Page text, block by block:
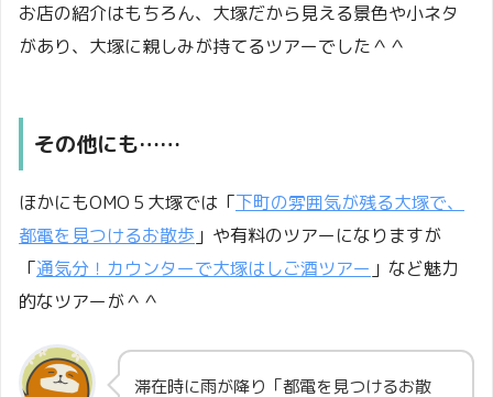
お店の紹介はもちろん、大塚だから見える景色や小ネタ
があり、大塚に親しみが持てるツアーでした＾＾
その他にも……
ほかにもOMO５大塚では「下町の雰囲気が残る大塚で、
都電を見つけるお散歩 」や有料のツアーになりますが
「通気分！カウンターで大塚はしご酒ツアー 」など魅力
的なツアーが＾＾
滞在時に雨が降り「都電を見つけるお散